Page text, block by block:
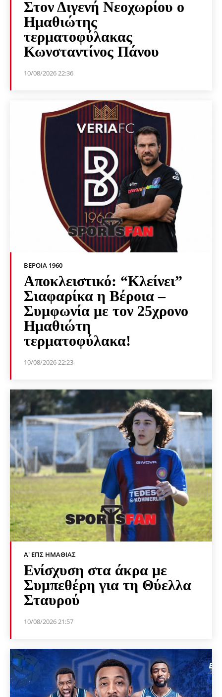
Στον Διγενή Νεοχωρίου ο
Ημαθιώτης
τερματοφύλακας
Κωνσταντίνος Πάνου
10/08/2026 22:36
ΒΕΡΟΙΑ 1960
Αποκλειστικό: “Κλείνει”
Σιαφαρίκα η Βέροια –
Συμφωνία με τον 25χρονο
Ημαθιώτη
τερματοφύλακα!
10/08/2026 22:23
Α' ΕΠΣ ΗΜΑΘΊΑΣ
Ενίσχυση στα άκρα με
Συμπεθέρη για τη Θύελλα
Σταυρού
10/08/2026 21:57